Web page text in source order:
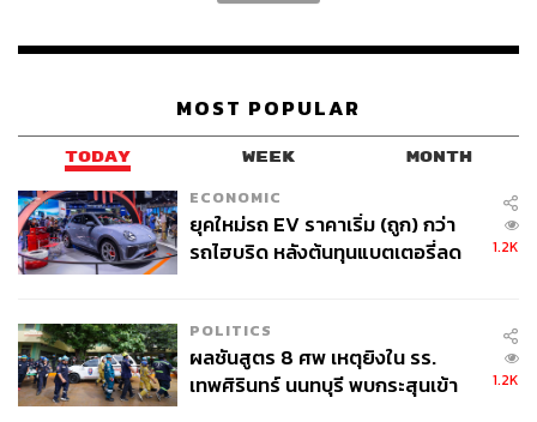
สนทนาระหว่างเราและกรรมการ ไม่ว่าจะเป็นการพูดคุยหรือ
ซึ่งช่วงเวลาถาม-ตอบนี้ถือเป็นโอกาสทองของการพิทชิง
เพราะจะทำให้เราได้แสดงถึงความอินไซต์ที่เรามี ได้รับฟีด
แบ็กดีๆ จากคณะกรรมการ รวมไปถึงสร้างการมีส่วนร่วม
ระหว่างเรากับคณะกรรมการ ซึ่งการตอบคำถามที่ดีนั้นก็มี
หลักอยู่เช่นกัน เริ่มตั้งแต่การตอบทีละหนึ่งคำถาม ตอบให้สั้น
กระชับ ตรงประเด็น พยายามหาสิ่งที่เขาอยากได้จริงๆ ในคำ
ไปในการตอบคำถามอื่นๆ
และที่สำคัญคือห้ามแสดงความไม่พอใจหรือแก้ตัวในเรื่อง
เวลาขณะทำการพิทชิงเด็ดขาด เพราะนั่นหมายถึงการไม่
MOST POPULAR
TODAY WEEK MONTH
ECONOMIC
ยุคใหม่รถ EV ราคาเริ่ม (ถูก) กว่า
รถไฮบริด หลังต้นทุนแบตเตอรี่ลด
1.2K
POLITICS
ผลชันสูตร 8 ศพ เหตุยิงใน รร.
เทพศิรินทร์ นนทบุรี พบกระสุนเข้า
1.2K